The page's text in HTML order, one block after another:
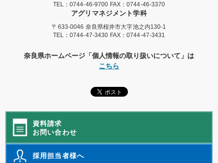
TEL：0744-46-9700 FAX：0744-46-3370
アグリマネジメント学科
〒633-0046 奈良県桜井市大字池之内130-1
TEL：0744-47-3430 FAX：0744-47-3431
奈良県ホームページ「個人情報の取り扱いについて」は
こちら
資料請求
お問い合わせ
採用担当者様へ